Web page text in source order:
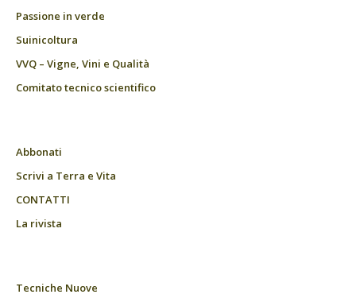
Passione in verde
Suinicoltura
VVQ – Vigne, Vini e Qualità
Comitato tecnico scientifico
Abbonati
Scrivi a Terra e Vita
CONTATTI
La rivista
Tecniche Nuove